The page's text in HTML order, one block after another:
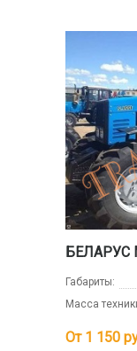
БЕЛАРУС
Габариты:
Масса
От 1 150